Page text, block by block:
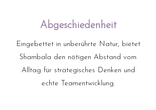
Abgeschiedenheit
Eingebettet in unberührte Natur, bietet
Shambala den nötigen Abstand vom
Alltag für strategisches Denken und
echte Teamentwicklung.